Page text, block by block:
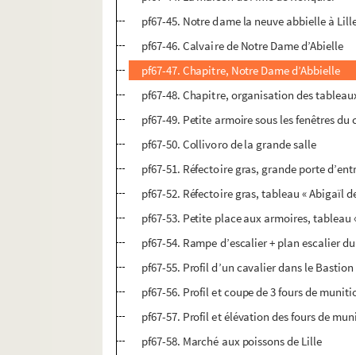
pf67-45. Notre dame la neuve abbielle à
pf67-46. Calvaire de Notre Dame d’Abielle
pf67-47. Chapitre, Notre Dame d’Abbielle
pf67-48. Chapitre, organisation des
pf67-49. Petite armoire sous les fenêtres du
pf67-50. Collivoro de la grande salle
pf67-51. Réfectoire gras, grande porte
pf67-52. Réfectoire gras, tableau « Abigaïl
pf67-53. Petite place aux armoires, tableau
pf67-54. Rampe d’escalier + plan escalier
pf67-55. Profil d’un cavalier dans le
pf67-56. Profil et coupe de 3 fours de
pf67-57. Profil et élévation des fours de
pf67-58. Marché aux poissons de Lille